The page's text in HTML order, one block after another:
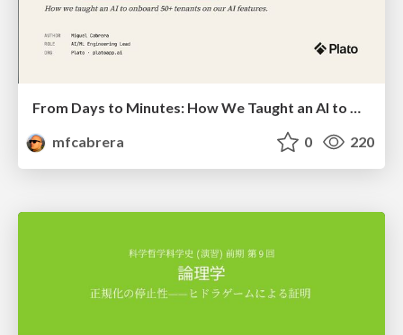
From Days to Minutes: How We Taught an AI to Onboard 50+ Tenants on our AI Features
mfcabrera
0 220